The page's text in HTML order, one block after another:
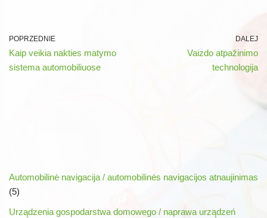
POPRZEDNIE
Kaip veikia nakties matymo
sistema automobiliuose
DALEJ
Vaizdo atpažinimo
technologija
Automobilinė navigacija / automobilinės navigacijos atnaujinimas
(5)
Urządzenia gospodarstwa domowego / naprawa urządzeń